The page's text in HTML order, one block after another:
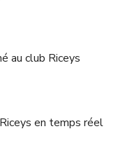
au club Riceys
en temps réel